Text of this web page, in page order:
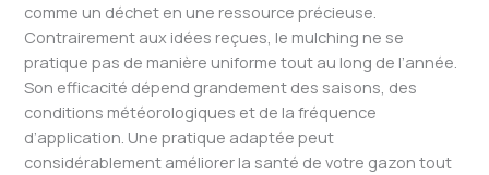
comme un déchet en une ressource précieuse.
Contrairement aux idées reçues, le mulching ne se
pratique pas de manière uniforme tout au long de l’année.
Son efficacité dépend grandement des saisons, des
conditions météorologiques et de la fréquence
d’application. Une pratique adaptée peut
considérablement améliorer la santé de votre gazon tout